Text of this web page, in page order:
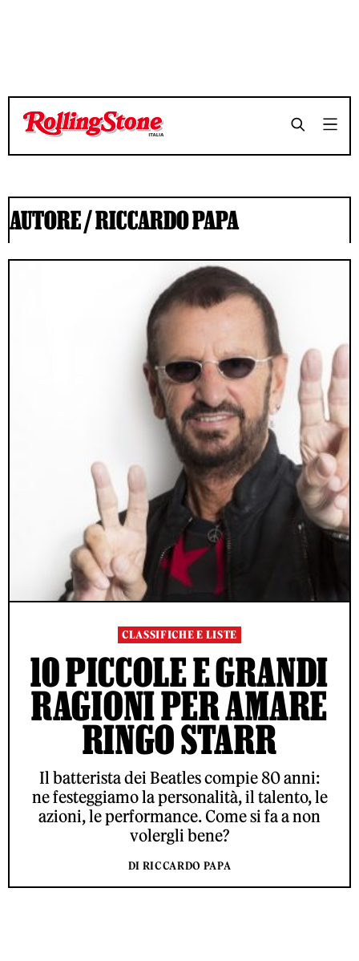
AUTORE /RICCARDO PAPA
CLASSIFICHE E LISTE
10 PICCOLE E GRANDI
RAGIONI PER AMARE
RINGO STARR
Il batterista dei Beatles compie 80 anni:
ne festeggiamo la personalità, il talento, le
azioni, le performance. Come si fa a non
volergli bene?
DI RICCARDO PAPA